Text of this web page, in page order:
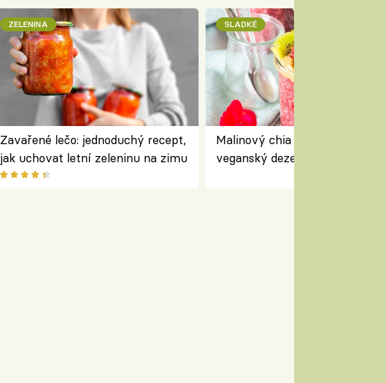
ZELENINA
Zavařené lečo: jednoduchý recept,
jak uchovat letní zeleninu na zimu
SLADKÉ
Malinový chia pudink s
veganský dezert plný ovoce a